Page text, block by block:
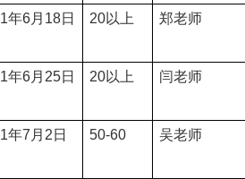
年6月18日 20以上 郑老师
年6月25日 20以上 闫老师
年7 月2日 50-60 吴老师